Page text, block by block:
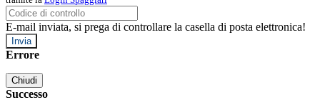
E-mail inviata, si prega di controllare la casella di posta elettronica!
Errore
Chiudi
Successo